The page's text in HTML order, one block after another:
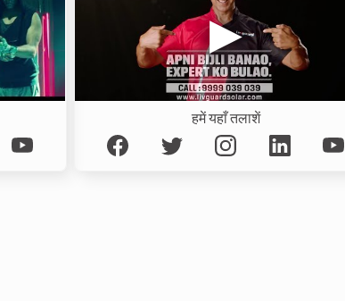
हमें यहाँ तलाशें